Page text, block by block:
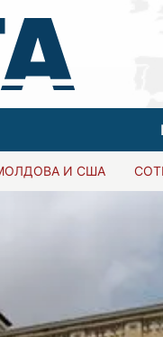
И США